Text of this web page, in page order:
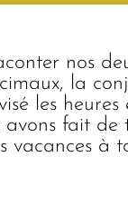
nos
la
les
avons fait de
vacances à